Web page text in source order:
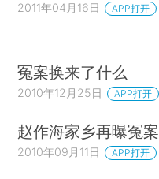
2011年04月16日 APP打开
冤案换来了什么
2010年12月25日 APP打开
赵作海家乡再曝冤案
2010年09月11日 APP打开